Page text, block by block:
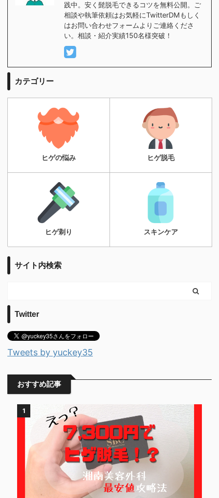
践中。安く髭脱毛できるコツを無料公開。ご
相談や執筆依頼はお気軽にTwitterDMもしく
はお問い合わせフォームよりご連絡くださ
い。相談・紹介実績150名様突破！
カテゴリー
ヒゲの悩み ヒゲ脱毛
ヒゲ剃り スキンケア
サイト内検索
Twitter
Tweets by yuckey35
おすすめ記事
1